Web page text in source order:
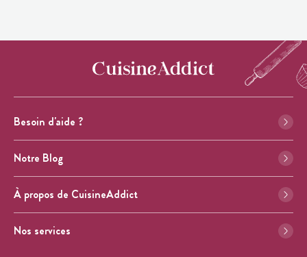
Besoin d'aide ?
Notre Blog
À propos de CuisineAddict
Nos services